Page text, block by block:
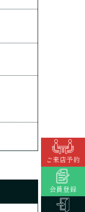
ご来店予約
会員登録